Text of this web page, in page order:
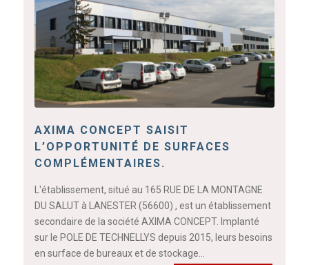
AXIMA CONCEPT SAISIT
L’OPPORTUNITÉ DE SURFACES
COMPLÉMENTAIRES.
L'établissement, situé au 165 RUE DE LA MONTAGNE
DU SALUT à LANESTER (56600) , est un établissement
secondaire de la société AXIMA CONCEPT. Implanté
sur le POLE DE TECHNELLYS depuis 2015, leurs besoins
en surface de bureaux et de stockage…